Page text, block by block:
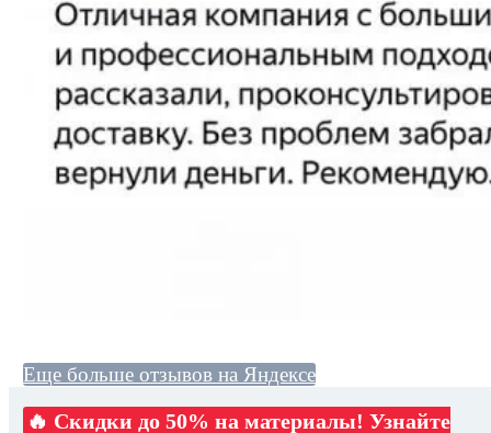
Еще больше отзывов на Яндексе
🔥 Скидки до 50% на материалы! Узнайте